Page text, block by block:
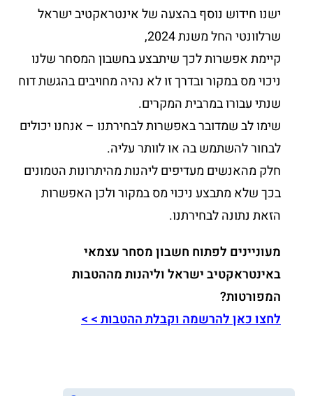
ישנו חידוש נוסף בהצעה של אינטראקטיב ישראל
שרלוונטי החל משנת 2024,
קיימת אפשרות לכך שיתבצע בחשבון המסחר שלנו
ניכוי מס במקור ובדרך זו לא נהיה מחויבים בהגשת דוח
שנתי עבורו במרבית המקרים.
שימו לב שמדובר באפשרות לבחירתנו – אנחנו יכולים
לבחור להשתמש בה או לוותר עליה.
חלק מהאנשים מעדיפים ליהנות מהיתרונות הטמונים
בכך שלא מתבצע ניכוי מס במקור ולכן האפשרות
הזאת נתונה לבחירתנו.
מעוניינים לפתוח חשבון מסחר עצמאי
באינטראקטיב ישראל וליהנות מההטבות
המפורטות?
לחצו כאן להרשמה וקבלת ההטבות > >